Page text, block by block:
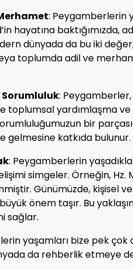
: Peygamberlerin
hayatına
dünyada da bu iki
toplumda adil ve
: Peygamberler,
toplumsal yardımlaşma ve
bir
gelmesine katkıda bulunur.
: Peygamberlerin
simgeler. Örneğin, Hz.
Günümüzde, kişisel
önem taşır. Bu
sağlar.
yaşamları bize pek
da rehberlik etmeye